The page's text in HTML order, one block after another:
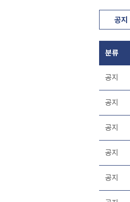
공지
분류
공지
공지
공지
공지
공지